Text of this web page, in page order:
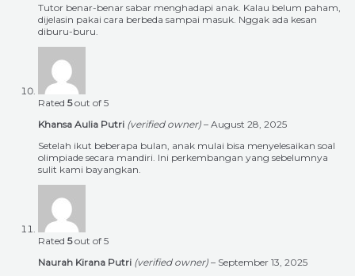
Tutor benar-benar sabar menghadapi anak. Kalau belum paham,
dijelasin pakai cara berbeda sampai masuk. Nggak ada kesan
diburu-buru.
Rated 5out of 5
Khansa Aulia Putri (verified owner) – August 28, 2025
Setelah ikut beberapa bulan, anak mulai bisa menyelesaikan soal
olimpiade secara mandiri. Ini perkembangan yang sebelumnya
sulit kami bayangkan.
Rated 5out of 5
Naurah Kirana Putri (verified owner) – September 13, 2025